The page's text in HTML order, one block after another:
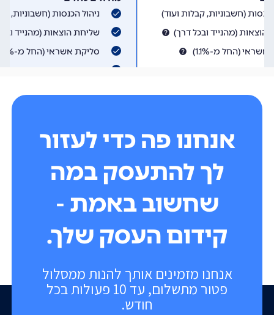
אנחנו מזמינים אותך להנות ממסלול
פטור מתשלום, עד 10 פעולות בכל
חודש.
אנחנו פה כדי לעזור
לך להתעסק במה
שחשוב באמת -
קידום העסק שלך.